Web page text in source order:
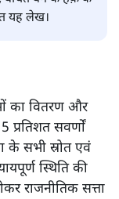
यह लेख।
का वितरण और
सवर्णों
के सभी स्रोत एवं
स्थिति की
राजनीतिक सत्ता